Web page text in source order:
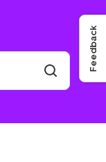
Feedback